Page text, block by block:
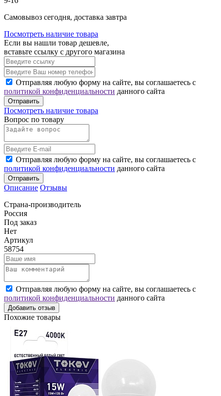
Cамовывоз сегодня, доставка завтра
Посмотреть наличие товара
Если вы нашли товар дешевле,
вставьте ссылку с другого магазина
Отправляя любую форму на сайте, вы соглашаетесь с
политикой конфиденциальности данного сайта
Отправить
Посмотреть наличие товара
Вопрос по товару
Отправляя любую форму на сайте, вы соглашаетесь с
политикой конфиденциальности данного сайта
Отправить
Описание Отзывы
Страна-производитель
Россия
Под заказ
Нет
Артикул
58754
Отправляя любую форму на сайте, вы соглашаетесь с
политикой конфиденциальности данного сайта
Добавить отзыв
Похожие товары